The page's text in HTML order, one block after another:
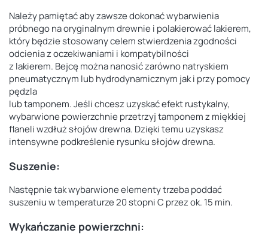
Należy pamiętać aby zawsze dokonać wybarwienia
próbnego na oryginalnym drewnie i polakierować lakierem,
który będzie stosowany celem stwierdzenia zgodności
odcienia z oczekiwaniami i kompatybilności
z lakierem. Bejcę można nanosić zarówno natryskiem
pneumatycznym lub hydrodynamicznym jak i przy pomocy
pędzla
lub tamponem. Jeśli chcesz uzyskać efekt rustykalny,
wybarwione powierzchnie przetrzyj tamponem z miękkiej
flaneli wzdłuż słojów drewna. Dzięki temu uzyskasz
intensywne podkreślenie rysunku słojów drewna.
Suszenie:
Następnie tak wybarwione elementy trzeba poddać
suszeniu w temperaturze 20 stopni C przez ok. 15 min.
Wykańczanie powierzchni: